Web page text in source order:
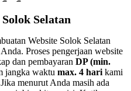
Selatan
Website Solok Selatan
Proses pengerjaan website
dan pembayaran DP (min.
jangka waktu max. 4 hari kami
menurut Anda masih ada